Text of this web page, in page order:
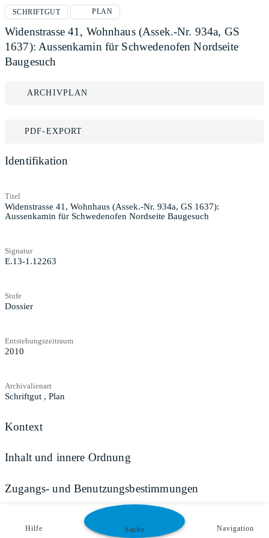
SCHRIFTGUT PLAN
Widenstrasse 41, Wohnhaus (Assek.-Nr. 934a, GS
1637): Aussenkamin für Schwedenofen Nordseite
Baugesuch
ARCHIVPLAN
PDF-EXPORT
Identifikation
Titel
Widenstrasse 41, Wohnhaus (Assek.-Nr. 934a, GS 1637):
Aussenkamin für Schwedenofen Nordseite Baugesuch
Signatur
E.13-1.12263
Stufe
Dossier
Entstehungszeitraum
2010
Archivalienart
Schriftgut , Plan
Kontext
Inhalt und innere Ordnung
Zugangs- und Benutzungsbestimmungen
Hilfe Suche Navigation